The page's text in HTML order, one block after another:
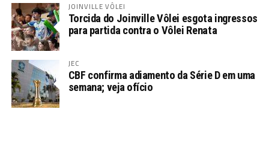
JOINVILLE VÔLEI
Torcida do Joinville Vôlei esgota ingressos
para partida contra o Vôlei Renata
JEC
CBF confirma adiamento da Série D em uma
semana; veja ofício